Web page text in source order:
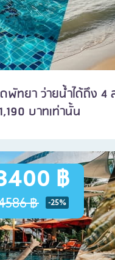
พัทยา ว่ายน้ำได้ถึง
บาทเท่านั้น
฿
฿ -25%